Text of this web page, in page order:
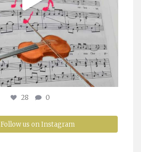
28 0
Follow us on Instagram